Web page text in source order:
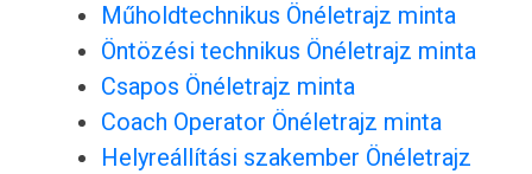
Műholdtechnikus Önéletrajz minta
Öntözési technikus Önéletrajz minta
Csapos Önéletrajz minta
Coach Operator Önéletrajz minta
Helyreállítási szakember Önéletrajz